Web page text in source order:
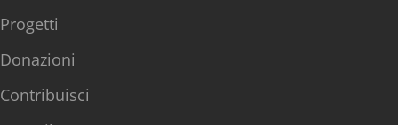
Progetti
Donazioni
Contribuisci